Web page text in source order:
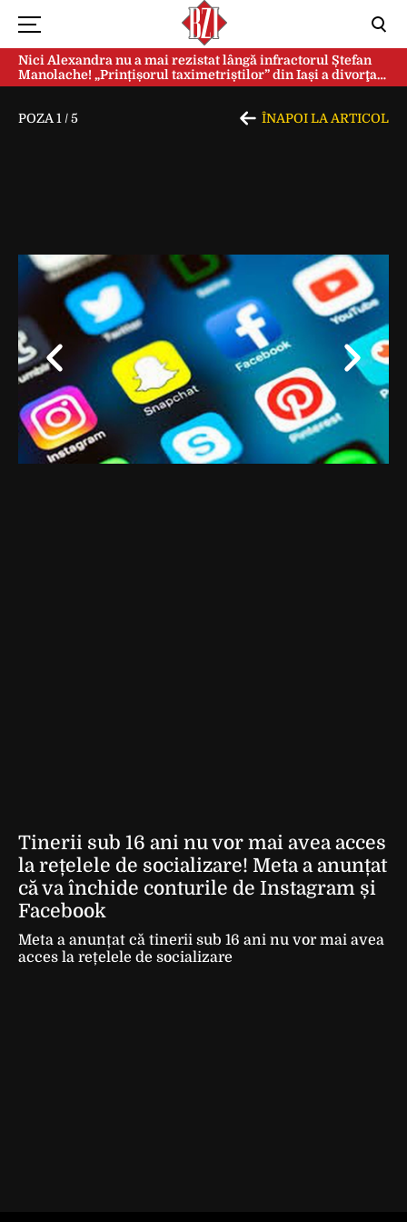
Nici Alexandra nu a mai rezistat lângă infractorul Ștefan
Manolache! „Prințișorul taximetriștilor” din Iași a divorţat
după doi ani de căsnicie
POZA 1 /5 ÎNAPOI LA ARTICOL
Tinerii sub 16 ani nu vor mai avea acces
la rețelele de socializare! Meta a anunțat
că va închide conturile de Instagram și
Facebook
Meta a anunțat că tinerii sub 16 ani nu vor mai avea
acces la rețelele de socializare